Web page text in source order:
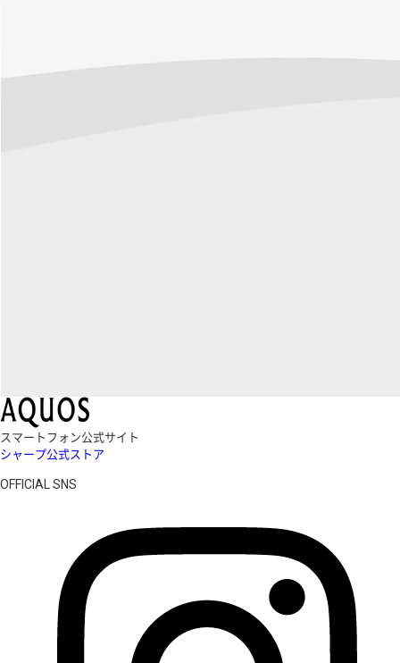
スマートフォン公式サイト
シャープ公式ストア
OFFICIAL SNS